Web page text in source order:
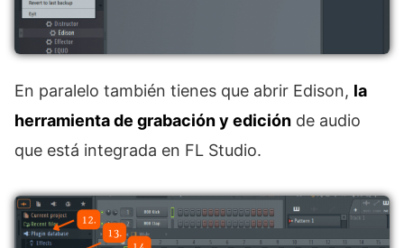
En paralelo también tienes que abrir Edison, la
herramienta de grabación y edición de audio
que está integrada en FL Studio.